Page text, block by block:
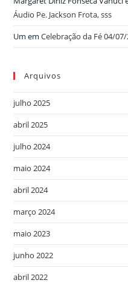
Áudio Pe. Jackson Frota, sss
Um emCelebração da Fé 04/
Arquivos
julho 2025
abril 2025
julho 2024
maio 2024
abril 2024
março 2024
maio 2023
junho 2022
abril 2022